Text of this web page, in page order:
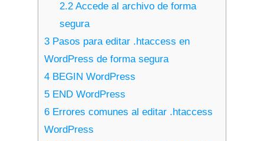
2.2Accede al archivo de forma
segura
3 Pasos para editar .htaccess en
WordPress de forma segura
4 BEGIN WordPress
5 END WordPress
6 Errores comunes al editar .htaccess
WordPress